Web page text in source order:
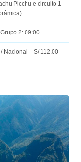
Picchu e circuito 1
2: 09:00
Nacional – S/ 112.00